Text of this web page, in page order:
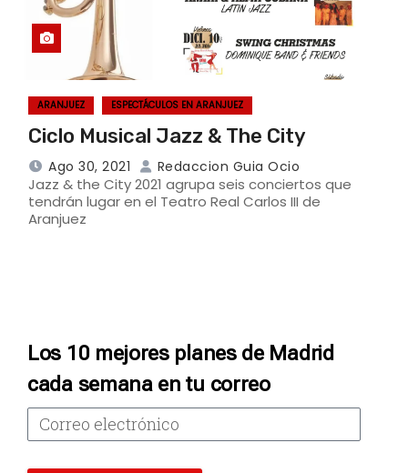
ARANJUEZ ESPECTÁCULOS EN ARANJUEZ
Ciclo Musical Jazz & The City
Ago 30, 2021 Redaccion Guia Ocio
Jazz & the City 2021 agrupa seis conciertos que
tendrán lugar en el Teatro Real Carlos III de
Aranjuez
Los 10 mejores planes de Madrid
cada semana en tu correo